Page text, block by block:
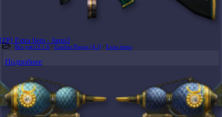
[ZP] Extra Item - Janus3
Все для CS 1.6 / Zombie Plague [4.3] / Extra items
Подробнее